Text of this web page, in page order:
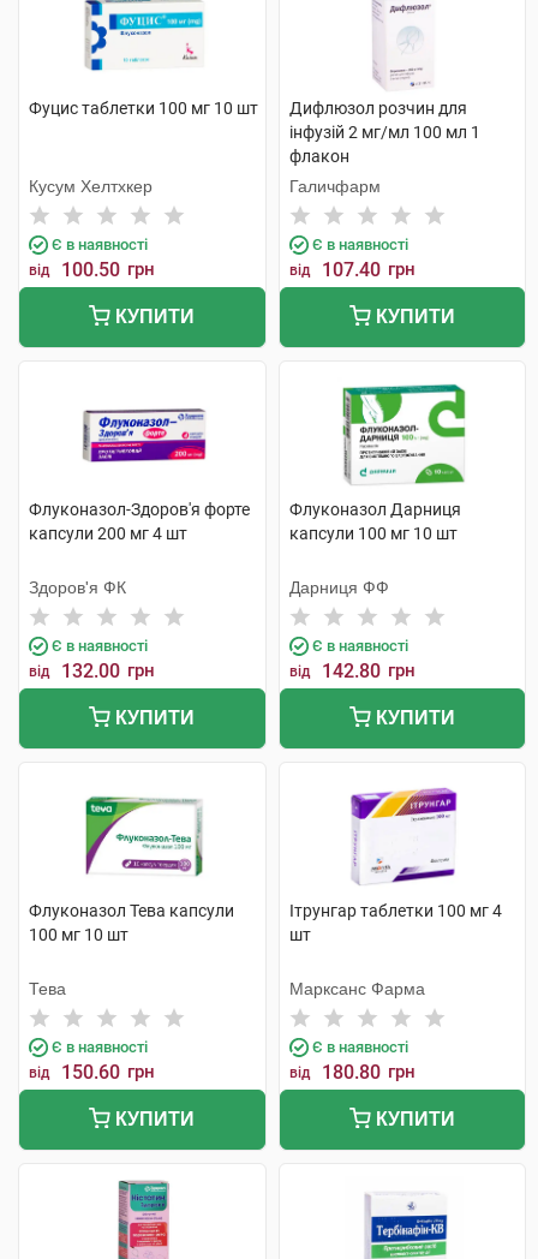
Фуцис таблетки 100 мг 10 шт
Кусум Хелтхкер
Є в наявності
від 100.50 грн
КУПИТИ
Дифлюзол розчин для
інфузій 2 мг/мл 100 мл 1
флакон
Галичфарм
Є в наявності
від 107.40 грн
КУПИТИ
Флуконазол-Здоров'я форте
капсули 200 мг 4 шт
Здоров'я ФК
Є в наявності
від 132.00 грн
КУПИТИ
Флуконазол Дарниця
капсули 100 мг 10 шт
Дарниця ФФ
Є в наявності
від 142.80 грн
КУПИТИ
Флуконазол Тева капсули
100 мг 10 шт
Тева
Є в наявності
від 150.60 грн
КУПИТИ
Ітрунгар таблетки 100 мг 4
шт
Марксанс Фарма
Є в наявності
від 180.80 грн
КУПИТИ